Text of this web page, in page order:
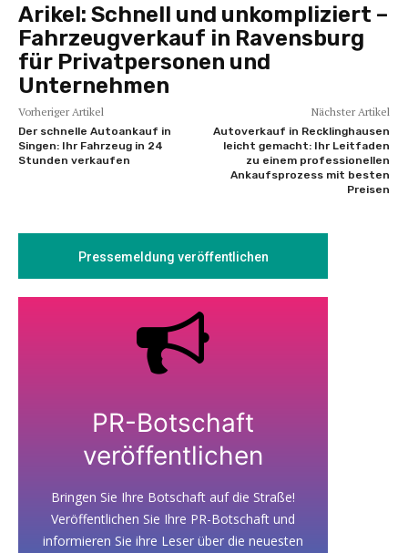
Arikel: Schnell und unkompliziert –
Fahrzeugverkauf in Ravensburg
für Privatpersonen und
Unternehmen
Vorheriger Artikel
Der schnelle Autoankauf in
Singen: Ihr Fahrzeug in 24
Stunden verkaufen
Nächster Artikel
Autoverkauf in Recklinghausen
leicht gemacht: Ihr Leitfaden
zu einem professionellen
Ankaufsprozess mit besten
Preisen
Pressemeldung veröffentlichen
PR-Botschaft
veröffentlichen
Bringen Sie Ihre Botschaft auf die Straße!
Veröffentlichen Sie Ihre PR-Botschaft und
informieren Sie ihre Leser über die neuesten